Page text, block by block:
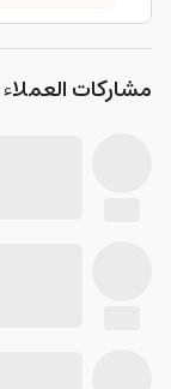
مشاركات العملاء